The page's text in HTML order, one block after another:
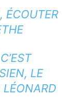
ÉCOUTER
LE
LÉONARD